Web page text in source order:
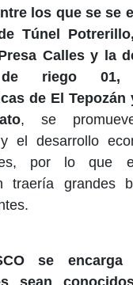
los que se se
Túnel
Calles y la
de riego 01,
de El
, se
el desarrollo
por lo que
traería grandes
se
sean